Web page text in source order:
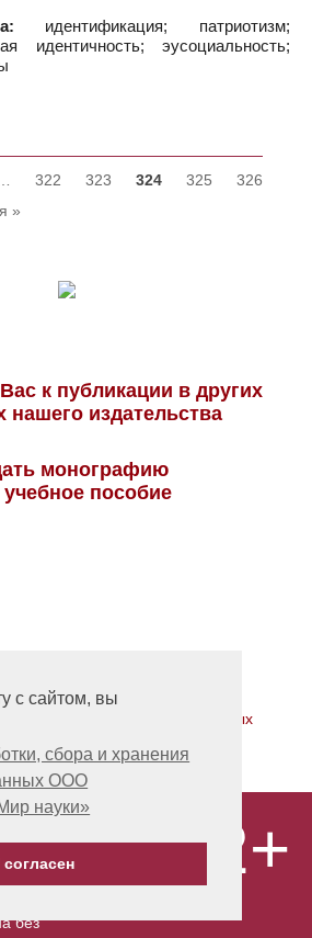
с сайтом, вы
сбора и хранения
ООО
науки»
идентификация; патриотизм;
идентичность; эусоциальность;
322 323 324 325
326
»
к публикации в других
нашего издательства
монографию
пособие
редакция
сбора и хранения персональных
of science»,
на сайте,
защите авторских
без
12+